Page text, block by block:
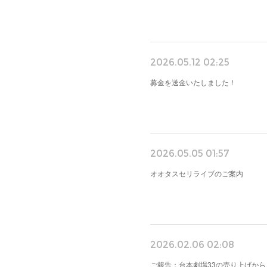
2026.05.12 02:25
募金を送金いたしました！
2026.05.05 01:57
オオタスセリライブのご案内
2026.02.06 02:08
ご報告：台本劇場33の売り上げか